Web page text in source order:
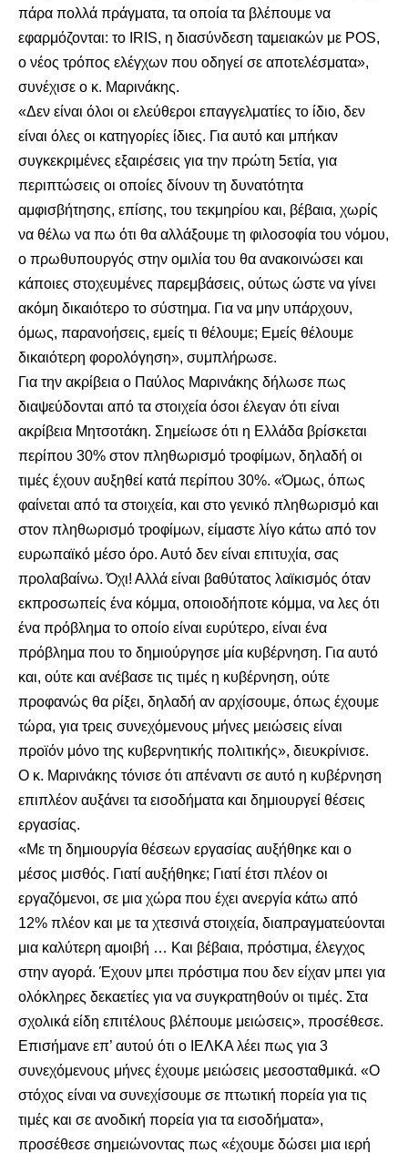
πάρα πολλά πράγματα, τα οποία τα βλέπουμε να
εφαρμόζονται: το IRIS, η διασύνδεση ταμειακών με POS,
ο νέος τρόπος ελέγχων που οδηγεί σε αποτελέσματα»,
συνέχισε ο κ. Μαρινάκης.
«Δεν είναι όλοι οι ελεύθεροι επαγγελματίες το ίδιο, δεν
είναι όλες οι κατηγορίες ίδιες. Για αυτό και μπήκαν
συγκεκριμένες εξαιρέσεις για την πρώτη 5ετία, για
περιπτώσεις οι οποίες δίνουν τη δυνατότητα
αμφισβήτησης, επίσης, του τεκμηρίου και, βέβαια, χωρίς
να θέλω να πω ότι θα αλλάξουμε τη φιλοσοφία του νόμου,
ο πρωθυπουργός στην ομιλία του θα ανακοινώσει και
κάποιες στοχευμένες παρεμβάσεις, ούτως ώστε να γίνει
ακόμη δικαιότερο το σύστημα. Για να μην υπάρχουν,
όμως, παρανοήσεις, εμείς τι θέλουμε; Εμείς θέλουμε
δικαιότερη φορολόγηση», συμπλήρωσε.
Για την ακρίβεια ο Παύλος Μαρινάκης δήλωσε πως
διαψεύδονται από τα στοιχεία όσοι έλεγαν ότι είναι
ακρίβεια Μητσοτάκη. Σημείωσε ότι η Ελλάδα βρίσκεται
περίπου 30% στον πληθωρισμό τροφίμων, δηλαδή οι
τιμές έχουν αυξηθεί κατά περίπου 30%. «Όμως, όπως
φαίνεται από τα στοιχεία, και στο γενικό πληθωρισμό και
στον πληθωρισμό τροφίμων, είμαστε λίγο κάτω από τον
ευρωπαϊκό μέσο όρο. Αυτό δεν είναι επιτυχία, σας
προλαβαίνω. Όχι! Αλλά είναι βαθύτατος λαϊκισμός όταν
εκπροσωπείς ένα κόμμα, οποιοδήποτε κόμμα, να λες ότι
ένα πρόβλημα το οποίο είναι ευρύτερο, είναι ένα
πρόβλημα που το δημιούργησε μία κυβέρνηση. Για αυτό
και, ούτε και ανέβασε τις τιμές η κυβέρνηση, ούτε
προφανώς θα ρίξει, δηλαδή αν αρχίσουμε, όπως έχουμε
τώρα, για τρεις συνεχόμενους μήνες μειώσεις είναι
προϊόν μόνο της κυβερνητικής πολιτικής», διευκρίνισε.
Ο κ. Μαρινάκης τόνισε ότι απέναντι σε αυτό η κυβέρνηση
επιπλέον αυξάνει τα εισοδήματα και δημιουργεί θέσεις
εργασίας.
«Με τη δημιουργία θέσεων εργασίας αυξήθηκε και ο
μέσος μισθός. Γιατί αυξήθηκε; Γιατί έτσι πλέον οι
εργαζόμενοι, σε μια χώρα που έχει ανεργία κάτω από
12% πλέον και με τα χτεσινά στοιχεία, διαπραγματεύονται
μια καλύτερη αμοιβή … Και βέβαια, πρόστιμα, έλεγχος
στην αγορά. Έχουν μπει πρόστιμα που δεν είχαν μπει για
ολόκληρες δεκαετίες για να συγκρατηθούν οι τιμές. Στα
σχολικά είδη επιτέλους βλέπουμε μειώσεις», προσέθεσε.
Επισήμανε επ’ αυτού ότι ο ΙΕΛΚΑ λέει πως για 3
συνεχόμενους μήνες έχουμε μειώσεις μεσοσταθμικά. «Ο
στόχος είναι να συνεχίσουμε σε πτωτική πορεία για τις
τιμές και σε ανοδική πορεία για τα εισοδήματα»,
προσέθεσε σημειώνοντας πως «έχουμε δώσει μια ιερή